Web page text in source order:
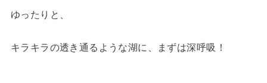
ゆったりと、
キラキラの透き通るような湖に、まずは深呼吸！